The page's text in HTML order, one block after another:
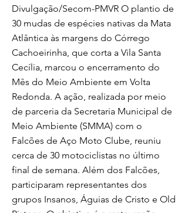
Divulgação/Secom-PMVR O plantio de
30 mudas de espécies nativas da Mata
Atlântica às margens do Córrego
Cachoeirinha, que corta a Vila Santa
Cecília, marcou o encerramento do
Mês do Meio Ambiente em Volta
Redonda. A ação, realizada por meio
de parceria da Secretaria Municipal de
Meio Ambiente (SMMA) com o
Falcões de Aço Moto Clube, reuniu
cerca de 30 motociclistas no último
final de semana. Além dos Falcões,
participaram representantes dos
grupos Insanos, Águias de Cristo e Old